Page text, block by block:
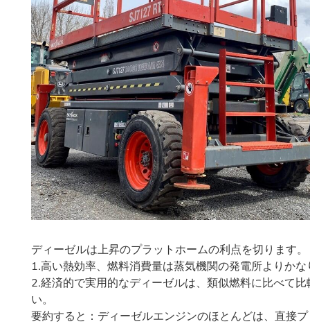
ディーゼルは上昇のプラットホームの利点を切ります。
1.高い熱効率、燃料消費量は蒸気機関の発電所よりか
2.経済的で実用的なディーゼルは、類似燃料に比べて
い。
要約すると：ディーゼルエンジンのほとんどは、直接